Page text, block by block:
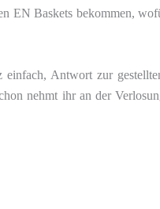
EN Baskets bekommen,
Antwort zur
nehmt ihr an der